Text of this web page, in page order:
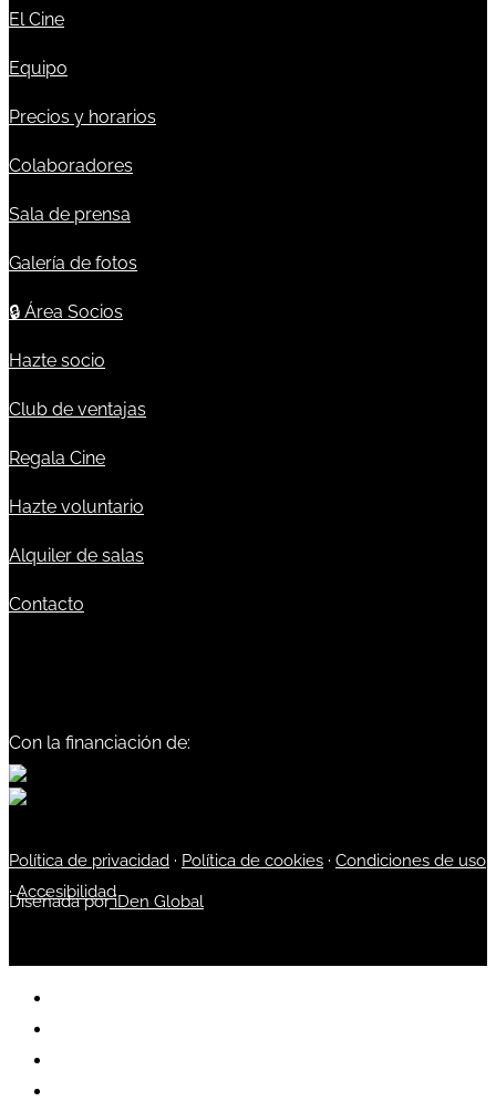
El Cine
Equipo
Precios y horarios
Colaboradores
Sala de prensa
Galería de fotos
🔒 Área Socios
Hazte socio
Club de ventajas
Regala Cine
Hazte voluntario
Alquiler de salas
Contacto
Con la financiación de:
Política de privacidad · Política de cookies · Condiciones de uso
·Accesibilidad
Diseñada poriDen Global